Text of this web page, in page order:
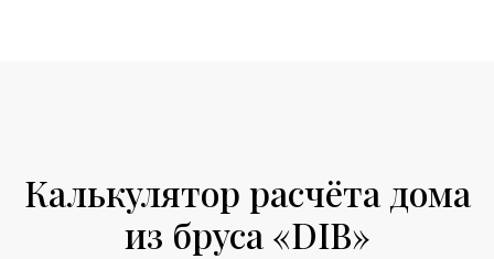
Калькулятор расчёта дома
из бруса «DIB»